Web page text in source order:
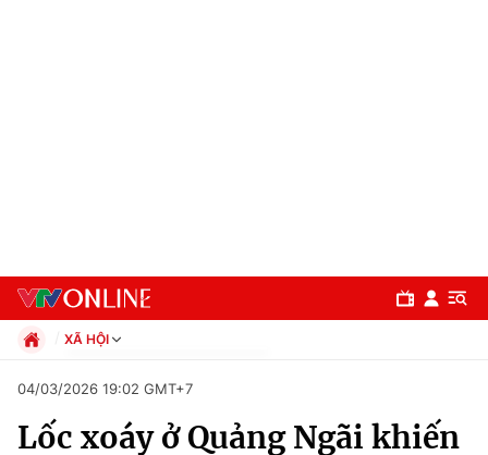
XÃ HỘI
Xã hội
Pháp luật
04/03/2026 19:02 GMT+7
Lốc xoáy ở Quảng Ngãi khiến